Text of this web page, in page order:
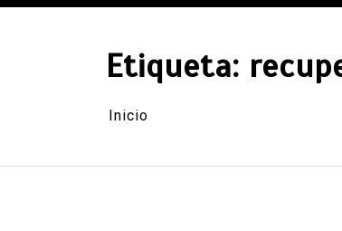
Etiqueta:
Inicio